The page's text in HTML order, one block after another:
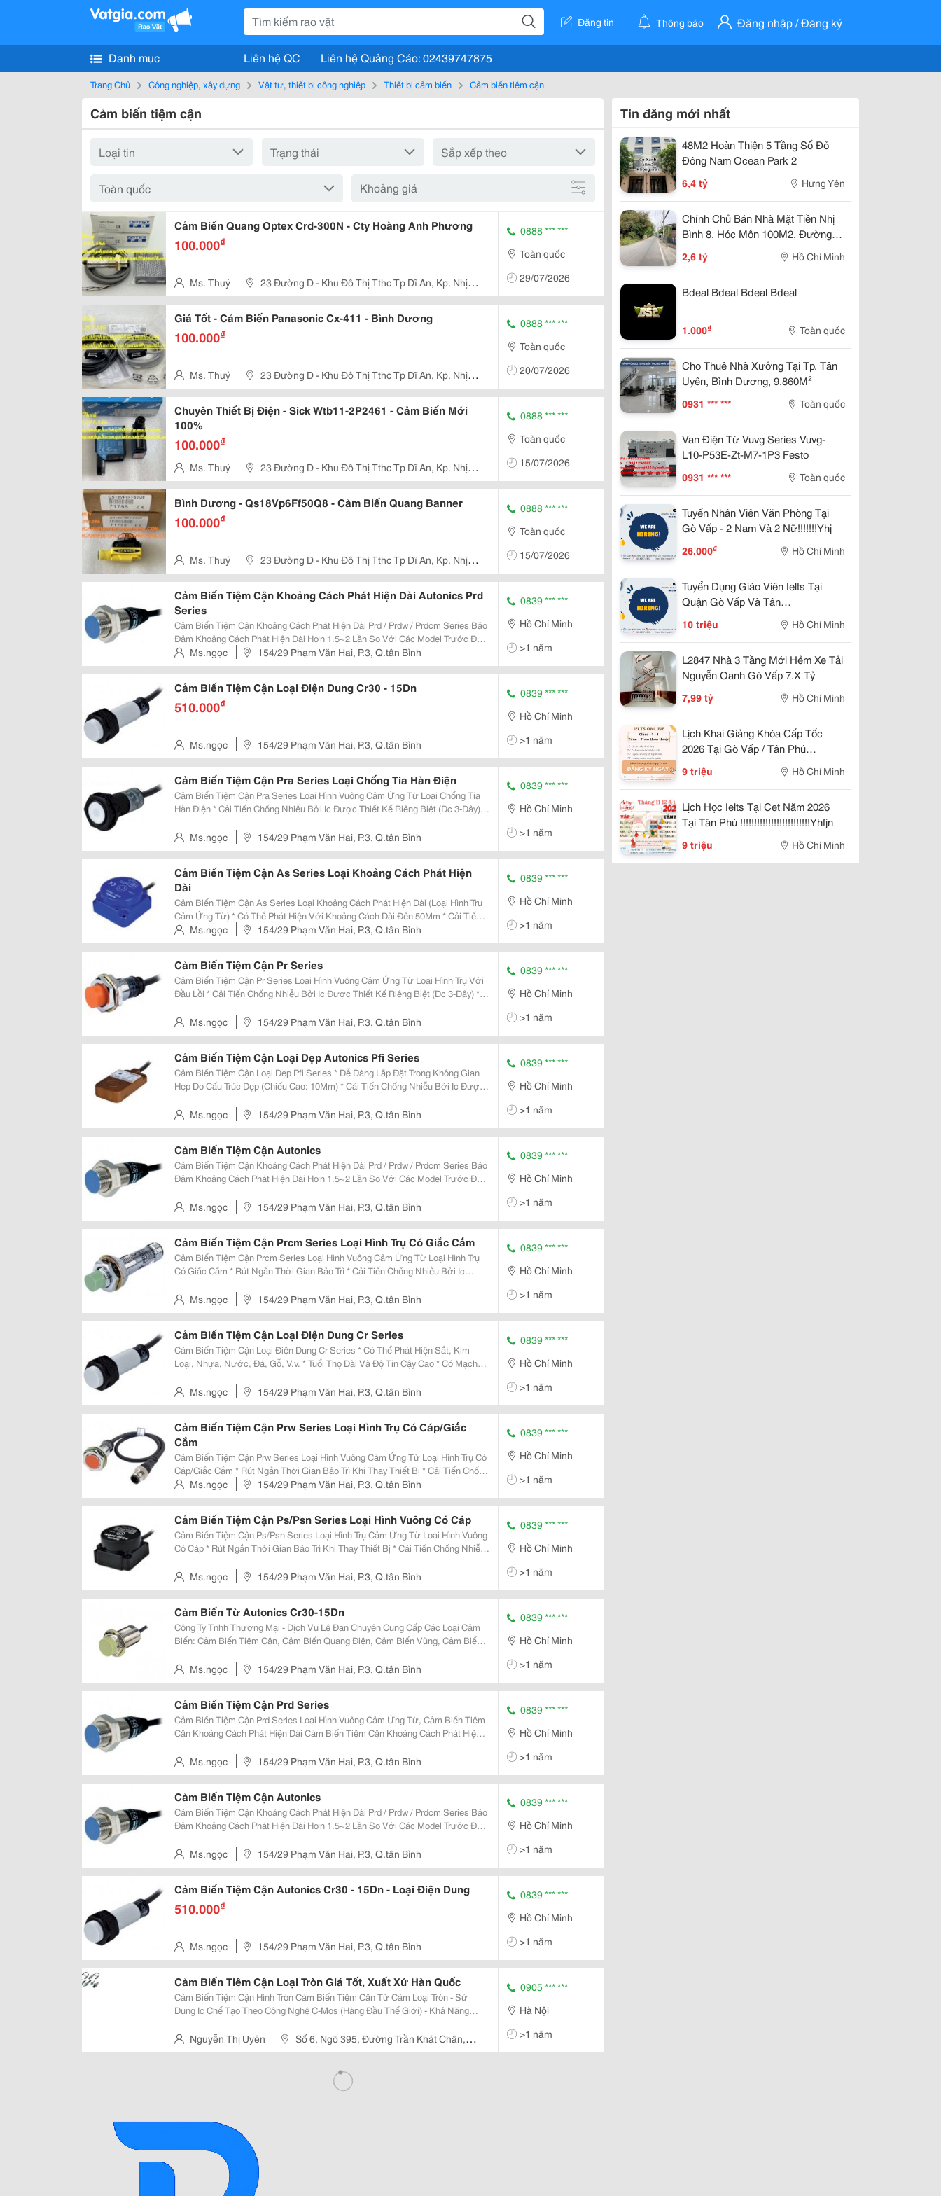
Đăng tin Thông báo Đăng nhập / Đăng ký
Danh mục Liên hệ QC Liên hệ Quảng Cáo: 02439747875
Trang Chủ Công nghiệp, xây dựng Vật tư, thiết bị công nghiệp Thiết bị cảm biến Cảm biến tiệm cận
Cảm biến tiệm cận
Khoảng giá
Cảm Biến Quang Optex Crd-300N - Cty Hoàng Anh Phương
100.000₫
Ms. Thuý
23 Đường D - Khu Đô Thị Tthc Tp Dĩ An, Kp. Nhị
Đồng 2, P. Dĩ An, Tp. Dĩ An, Tỉnh Bình Dương
0888 *** ***
Toàn quốc
29/07/2026
Giá Tốt - Cảm Biến Panasonic Cx-411 - Bình Dương
100.000₫
Ms. Thuý
23 Đường D - Khu Đô Thị Tthc Tp Dĩ An, Kp. Nhị
Đồng 2, P. Dĩ An, Tp. Dĩ An, Tỉnh Bình Dương
0888 *** ***
Toàn quốc
20/07/2026
Chuyên Thiết Bị Điện - Sick Wtb11-2P2461 - Cảm Biến Mới
100%
100.000₫
Ms. Thuý
23 Đường D - Khu Đô Thị Tthc Tp Dĩ An, Kp. Nhị
Đồng 2, P. Dĩ An, Tp. Dĩ An, Tỉnh Bình Dương
0888 *** ***
Toàn quốc
15/07/2026
Bình Dương - Qs18Vp6Ff50Q8 - Cảm Biến Quang Banner
100.000₫
Ms. Thuý
23 Đường D - Khu Đô Thị Tthc Tp Dĩ An, Kp. Nhị
Đồng 2, P. Dĩ An, Tp. Dĩ An, Tỉnh Bình Dương
0888 *** ***
Toàn quốc
15/07/2026
Cảm Biến Tiệm Cận Khoảng Cách Phát Hiện Dài Autonics Prd
Series
Cảm Biến Tiệm Cận Khoảng Cách Phát Hiện Dài Prd / Prdw / Prdcm Series Bảo
Đảm Khoảng Cách Phát Hiện Dài Hơn 1.5~2 Lần So Với Các Model Trước Đây
Và Thực Hiện Với Đặc Tính Chống Nhiễu Siêu Đẳng Bậc Nhất Thế Giới Bằng
Ic Được Thiết Kế Chuyên Dụng. Cảm
Ms.ngọc 154/29 Phạm Văn Hai, P.3, Q.tân Bình
0839 *** ***
Hồ Chí Minh
>1 năm
Cảm Biến Tiệm Cận Loại Điện Dung Cr30 - 15Dn
510.000₫
Ms.ngọc 154/29 Phạm Văn Hai, P.3, Q.tân Bình
0839 *** ***
Hồ Chí Minh
>1 năm
Cảm Biến Tiệm Cận Pra Series Loại Chống Tia Hàn Điện
Cảm Biến Tiệm Cận Pra Series Loại Hình Vuông Cảm Ứng Từ Loại Chống Tia
Hàn Điện * Cải Tiến Chống Nhiễu Bởi Ic Được Thiết Kế Riêng Biệt (Dc 3-Dây) *
(Dc/Ac) * Có Mạch Bảo Vệ Q
Ms.ngọc 154/29 Phạm Văn Hai, P.3, Q.tân Bình
0839 *** ***
Hồ Chí Minh
>1 năm
Cảm Biến Tiệm Cận As Series Loại Khoảng Cách Phát Hiện
Dài
Cảm Biến Tiệm Cận As Series Loại Khoảng Cách Phát Hiện Dài (Loại Hình Trụ
Cảm Ứng Từ) * Có Thể Phát Hiện Với Khoảng Cách Dài Đến 50Mm * Cải Tiến
Chống Nhiễu Bởi Ic Được Thiết Kế Riêng Biệt * Có Mạch Bảo Vệ Nối Ngược
Cực Nguồn, Quá Áp, Quá Dòng
Ms.ngọc 154/29 Phạm Văn Hai, P.3, Q.tân Bình
0839 *** ***
Hồ Chí Minh
>1 năm
Cảm Biến Tiệm Cận Pr Series
Cảm Biến Tiệm Cận Pr Series Loại Hình Vuông Cảm Ứng Từ Loại Hình Trụ Với
Đầu Lồi * Cải Tiến Chống Nhiễu Bởi Ic Được Thiết Kế Riêng Biệt (Dc 3-Dây) *
* Có Mạch Bảo Vệ Quá Dòng
Ms.ngọc 154/29 Phạm Văn Hai, P.3, Q.tân Bình
0839 *** ***
Hồ Chí Minh
>1 năm
Cảm Biến Tiệm Cận Loại Dẹp Autonics Pfi Series
Cảm Biến Tiệm Cận Loại Dẹp Pfi Series * Dễ Dàng Lắp Đặt Trong Không Gian
Hẹp Do Cấu Trúc Dẹp (Chiếu Cao: 10Mm) * Cải Tiến Chống Nhiễu Bởi Ic Được
Quá Áp, Mạch Bảo Vệ Quá Dòng
Ms.ngọc 154/29 Phạm Văn Hai, P.3, Q.tân Bình
0839 *** ***
Hồ Chí Minh
>1 năm
Cảm Biến Tiệm Cận Autonics
Cảm Biến Tiệm Cận Khoảng Cách Phát Hiện Dài Prd / Prdw / Prdcm Series Bảo
Đảm Khoảng Cách Phát Hiện Dài Hơn 1.5~2 Lần So Với Các Model Trước Đây
Ic Được Thiết Kế Chuyên Dụng. Cảm
Ms.ngọc 154/29 Phạm Văn Hai, P.3, Q.tân Bình
0839 *** ***
Hồ Chí Minh
>1 năm
Cảm Biến Tiệm Cận Prcm Series Loại Hình Trụ Có Giắc Cắm
Cảm Biến Tiệm Cận Prcm Series Loại Hình Vuông Cảm Ứng Từ Loại Hình Trụ
Có Giắc Cắm * Rút Ngắn Thời Gian Bảo Trì * Cải Tiến Chống Nhiễu Bởi Ic
Nguồn (Loại Dc 3-Dây) * Có Mạc
Ms.ngọc 154/29 Phạm Văn Hai, P.3, Q.tân Bình
0839 *** ***
Hồ Chí Minh
>1 năm
Cảm Biến Tiệm Cận Loại Điện Dung Cr Series
Cảm Biến Tiệm Cận Loại Điện Dung Cr Series * Có Thể Phát Hiện Sắt, Kim
Loại, Nhựa, Nước, Đá, Gỗ, V.v. * Tuổi Thọ Dài Và Độ Tin Cậy Cao * Có Mạch
Phát Hiện Với Biến Trở Điều Chỉ
Ms.ngọc 154/29 Phạm Văn Hai, P.3, Q.tân Bình
0839 *** ***
Hồ Chí Minh
>1 năm
Cảm Biến Tiệm Cận Prw Series Loại Hình Trụ Có Cáp/Giắc
Cắm
Cảm Biến Tiệm Cận Prw Series Loại Hình Vuông Cảm Ứng Từ Loại Hình Trụ Có
Cáp/Giắc Cắm * Rút Ngắn Thời Gian Bảo Trì Khi Thay Thiết Bị * Cải Tiến Chống
Nhiễu Bởi Ic Được Thiết Kế Riêng Biệt (Loại Dc 3-Dây) * Có Mạch Bảo Vệ Nối
Ngược Cực Nguồn (Lo
Ms.ngọc 154/29 Phạm Văn Hai, P.3, Q.tân Bình
0839 *** ***
Hồ Chí Minh
>1 năm
Cảm Biến Tiệm Cận Ps/Psn Series Loại Hình Vuông Có Cáp
Cảm Biến Tiệm Cận Ps/Psn Series Loại Hình Trụ Cảm Ứng Từ Loại Hình Vuông
Có Cáp * Rút Ngắn Thời Gian Bảo Trì Khi Thay Thiết Bị * Cải Tiến Chống Nhiễu
Cực Nguồn (Dc) * Có
Ms.ngọc 154/29 Phạm Văn Hai, P.3, Q.tân Bình
0839 *** ***
Hồ Chí Minh
>1 năm
Cảm Biến Từ Autonics Cr30-15Dn
Công Ty Tnhh Thương Mại - Dịch Vụ Lê Đan Chuyên Cung Cấp Các Loại Cảm
Biến: Cảm Biến Tiệm Cận, Cảm Biến Quang Điện, Cảm Biến Vùng, Cảm Biến
Quay Của Autonics Mọi Thông Tin Đặt Hàng
Ms.ngọc 154/29 Phạm Văn Hai, P.3, Q.tân Bình
0839 *** ***
Hồ Chí Minh
>1 năm
Cảm Biến Tiệm Cận Prd Series
Cảm Biến Tiệm Cận Prd Series Loại Hình Vuông Cảm Ứng Từ, Cảm Biến Tiệm
Cận Khoảng Cách Phát Hiện Dài Cảm Biến Tiệm Cận Khoảng Cách Phát Hiện
Lần So Với Các Model Trước Đâ
Ms.ngọc 154/29 Phạm Văn Hai, P.3, Q.tân Bình
0839 *** ***
Hồ Chí Minh
>1 năm
Cảm Biến Tiệm Cận Autonics
Cảm Biến Tiệm Cận Khoảng Cách Phát Hiện Dài Prd / Prdw / Prdcm Series Bảo
Đảm Khoảng Cách Phát Hiện Dài Hơn 1.5~2 Lần So Với Các Model Trước Đây
Ic Được Thiết Kế Chuyên Dụng. Cảm
Ms.ngọc 154/29 Phạm Văn Hai, P.3, Q.tân Bình
0839 *** ***
Hồ Chí Minh
>1 năm
Cảm Biến Tiệm Cận Autonics Cr30 - 15Dn - Loại Điện Dung
510.000₫
Ms.ngọc 154/29 Phạm Văn Hai, P.3, Q.tân Bình
0839 *** ***
Hồ Chí Minh
>1 năm
Cảm Biến Tiêm Cận Loại Tròn Giá Tốt, Xuất Xứ Hàn Quốc
Cảm Biến Tiệm Cận Hình Tròn Cảm Biến Tiệm Cận Từ Cảm Loại Tròn - Sử
Dụng Ic Chế Tạo Theo Công Nghệ C-Mos (Hàng Đầu Thế Giới) - Khả Năng
Có Mạch Bảo Vệ Nối
Nguyễn Thị Uyên
Số 6, Ngõ 395, Đường Trần Khát Chân,
Hai Bà Trưng, Hà Nội
0905 *** ***
Hà Nội
>1 năm
Tin đăng mới nhất
48M2 Hoàn Thiện 5 Tầng Sổ Đỏ
Đông Nam Ocean Park 2
6,4 tỷ Hưng Yên
Chính Chủ Bán Nhà Mặt Tiền Nhị
Bình 8, Hóc Môn 100M2, Đường
Thông, Gần Chợ, Giá 2,6 Tỷ
2,6 tỷ Hồ Chí Minh
Bdeal Bdeal Bdeal Bdeal
1.000₫ Toàn quốc
Cho Thuê Nhà Xưởng Tại Tp. Tân
Uyên, Bình Dương, 9.860M²
0931 *** *** Toàn quốc
Van Điện Từ Vuvg Series Vuvg-
L10-P53E-Zt-M7-1P3 Festo
0931 *** *** Toàn quốc
Tuyển Nhân Viên Văn Phòng Tại
Gò Vấp - 2 Nam Và 2 Nữ!!!!!!!Yhj
26.000₫ Hồ Chí Minh
Tuyển Dụng Giáo Viên Ielts Tại
Quận Gò Vấp Và Tân
10 triệu Hồ Chí Minh
L2847 Nhà 3 Tầng Mới Hẻm Xe Tải
Nguyễn Oanh Gò Vấp 7.X Tỷ
7,99 tỷ Hồ Chí Minh
Lịch Khai Giảng Khóa Cấp Tốc
2026 Tại Gò Vấp / Tân Phú
9 triệu Hồ Chí Minh
Lịch Học Ielts Tại Cet Năm 2026
Tại Tân Phú !!!!!!!!!!!!!!!!!!!!!!!!!Yhfjn
9 triệu Hồ Chí Minh